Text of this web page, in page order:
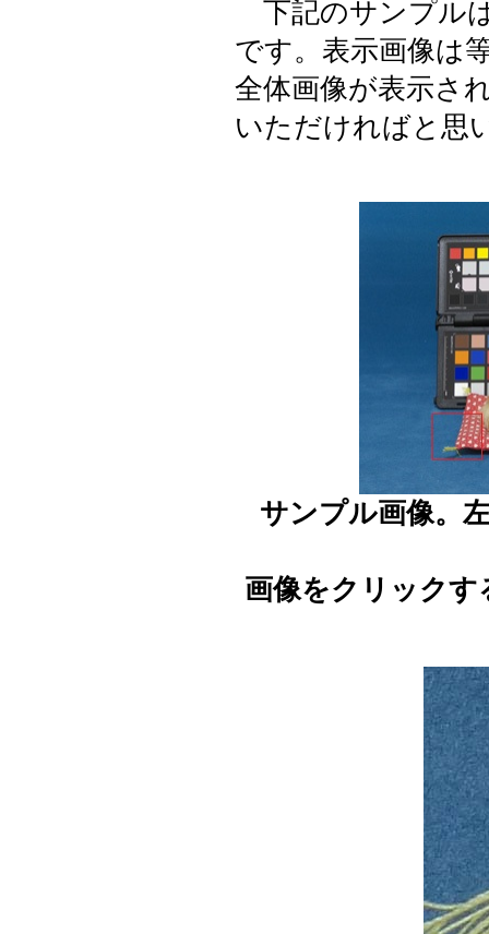
下記のサンプル
です。表示画像は
全体画像が表示さ
いただければと思
サンプル画像。
画像をクリックす